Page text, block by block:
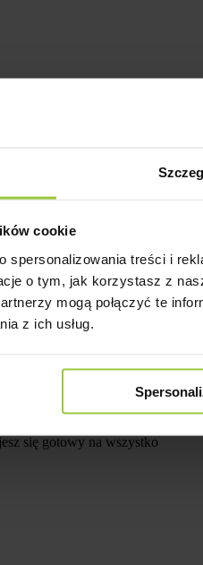
cookie
spersonalizowania treści i
o tym, jak korzystasz z
mogą połączyć te
z ich usług.
idą w parze
się gotowy na wszystko